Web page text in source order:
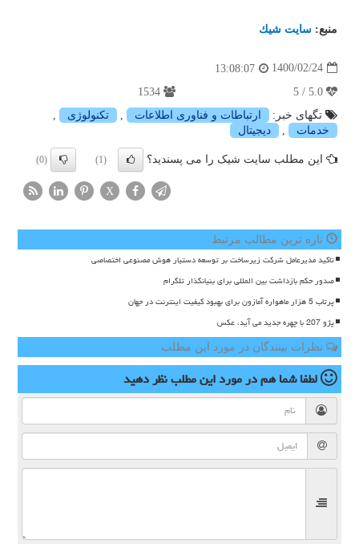
منبع: سایت شیك
1400/02/24
13:08:07
تگهای خبر:
ارتباطات و فناوری اطلاعات تكنولوژی
خدمات
دیجیتال
این مطلب سایت شیک را می پسندید؟ (1)
(0)
X
تازه ترین مطالب مرتبط
تاکید مدیرعامل شرکت زیرساخت بر توسعه دستیار هوش مصنوعی اختصاصی
صدور حکم بازداشت بین المللی برای بنیانگذار تلگرام
پرتاب 5 هزار ماهواره آمازون برای بهبود کیفیت اینترنت در جهان
پژو 207 با چهره جدید می آید، عکس
نظرات بینندگان در مورد این مطلب
لطفا شما همدر مورد این مطلبنظر دهید